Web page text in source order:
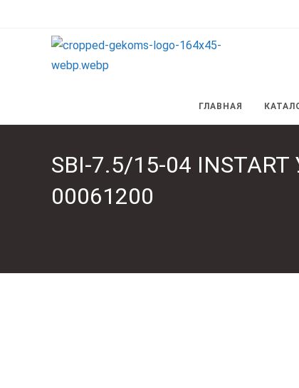
содержимому
ГЛАВНАЯ
SBI-7.5/15-04
00061200